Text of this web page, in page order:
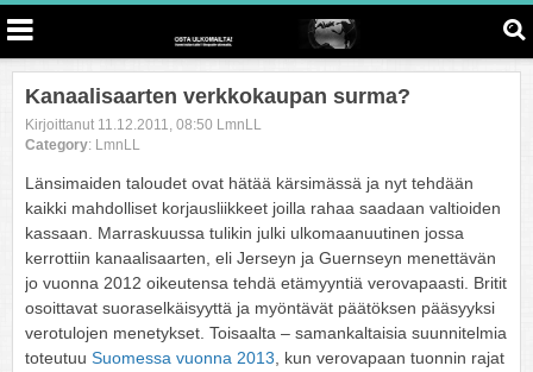
Kanaalisaarten verkkokaupan surma?
Kirjoittanut 11.12.2011, 08:50 LmnLL
Category: LmnLL
Länsimaiden taloudet ovat hätää kärsimässä ja nyt tehdään
kaikki mahdolliset korjausliikkeet joilla rahaa saadaan valtioiden
kassaan. Marraskuussa tulikin julki ulkomaanuutinen jossa
kerrottiin kanaalisaarten, eli Jerseyn ja Guernseyn menettävän
jo vuonna 2012 oikeutensa tehdä etämyyntiä verovapaasti. Britit
osoittavat suoraselkäisyyttä ja myöntävät päätöksen pääsyyksi
verotulojen menetykset. Toisaalta – samankaltaisia suunnitelmia
toteutuu Suomessa vuonna 2013 , kun verovapaan tuonnin rajat